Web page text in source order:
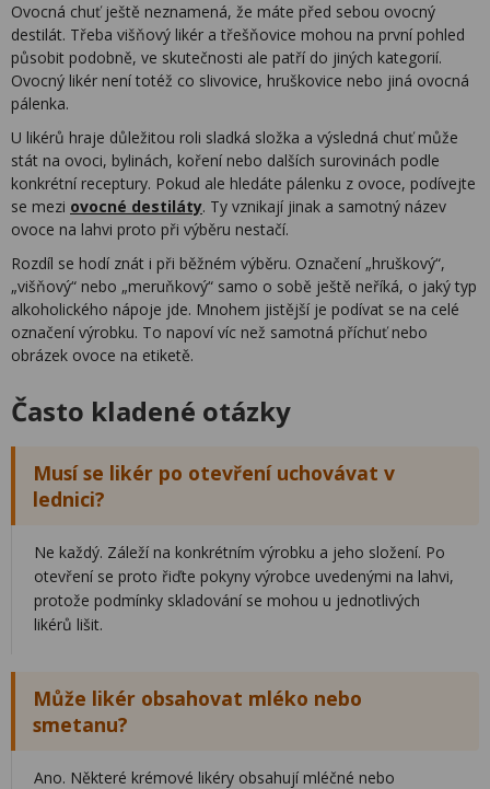
Ovocná chuť ještě neznamená, že máte před sebou ovocný
destilát. Třeba višňový likér a třešňovice mohou na první pohled
působit podobně, ve skutečnosti ale patří do jiných kategorií.
Ovocný likér není totéž co slivovice, hruškovice nebo jiná ovocná
pálenka.
U likérů hraje důležitou roli sladká složka a výsledná chuť může
stát na ovoci, bylinách, koření nebo dalších surovinách podle
konkrétní receptury. Pokud ale hledáte pálenku z ovoce, podívejte
se mezi ovocné destiláty. Ty vznikají jinak a samotný název
ovoce na lahvi proto při výběru nestačí.
Rozdíl se hodí znát i při běžném výběru. Označení „hruškový“,
„višňový“ nebo „meruňkový“ samo o sobě ještě neříká, o jaký typ
alkoholického nápoje jde. Mnohem jistější je podívat se na celé
označení výrobku. To napoví víc než samotná příchuť nebo
obrázek ovoce na etiketě.
Často kladené otázky
Musí se likér po otevření uchovávat v
lednici?
Ne každý. Záleží na konkrétním výrobku a jeho složení. Po
otevření se proto řiďte pokyny výrobce uvedenými na lahvi,
protože podmínky skladování se mohou u jednotlivých
likérů lišit.
Může likér obsahovat mléko nebo
smetanu?
Ano. Některé krémové likéry obsahují mléčné nebo